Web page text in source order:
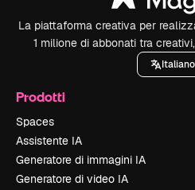
La piattaforma creativa per
1 milione di abbonati tra
Italiano
Prodotti
Spaces
Assistente IA
Generatore di immagini IA
Generatore di video IA